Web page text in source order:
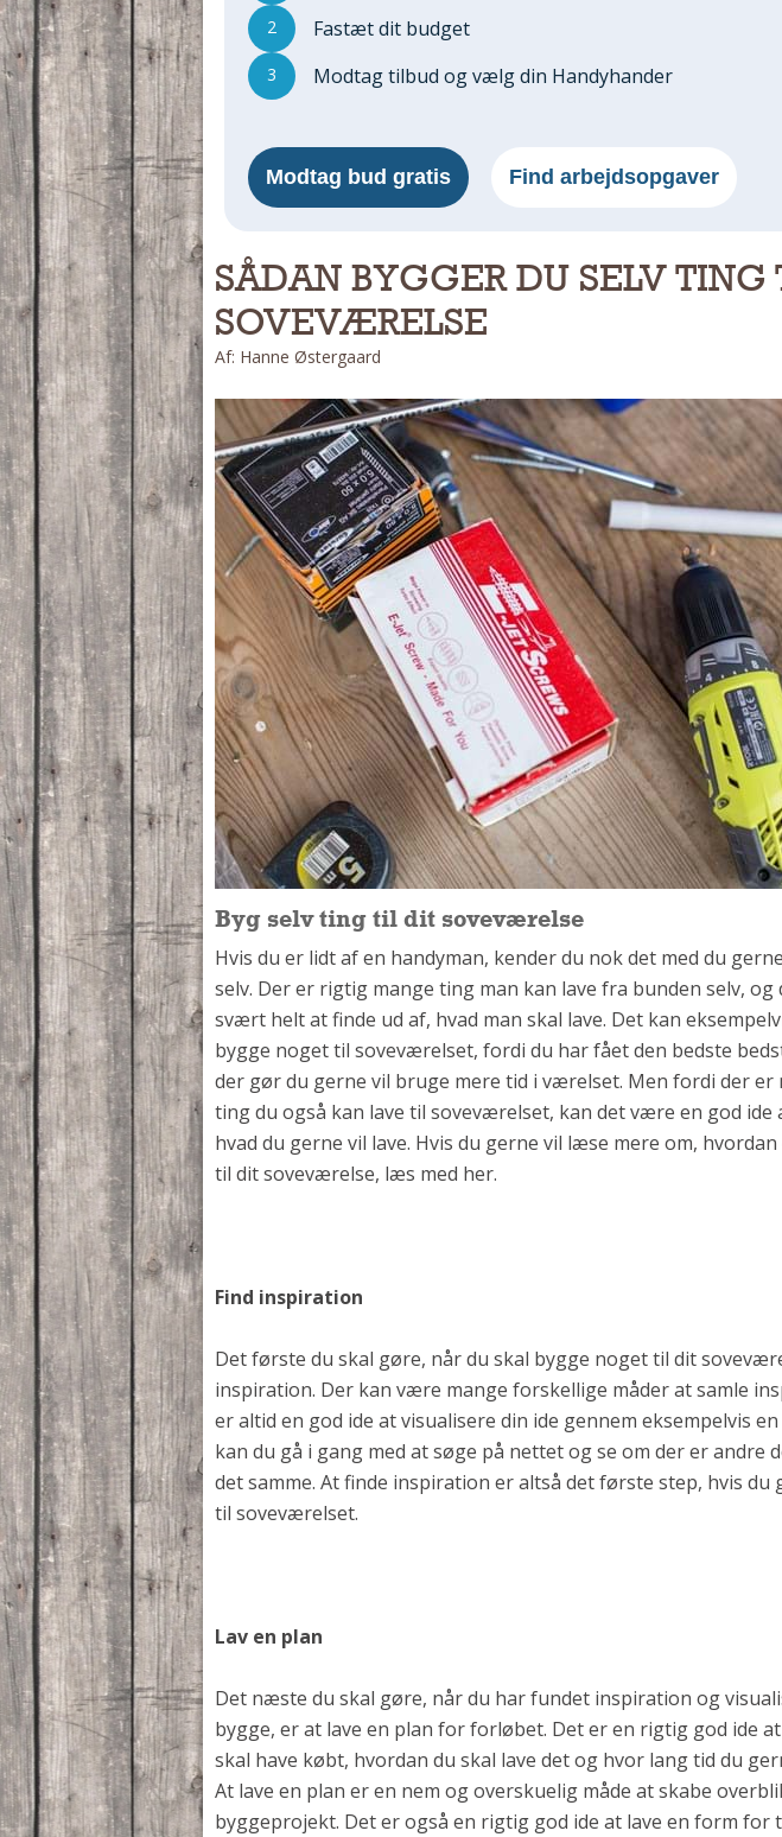
2 Fastæt dit budget
3 Modtag tilbud og vælg din Handyhander
Modtag bud gratis Find arbejdsopgaver
SÅDAN BYGGER DU SELV TING
SOVEVÆRELSE
Af: Hanne Østergaard
Byg selv ting til dit soveværelse
Hvis du er lidt af en handyman, kender du nok det med du
selv. Der er rigtig mange ting man kan lave fra bunden selv,
svært helt at finde ud af, hvad man skal lave. Det kan
bygge noget til soveværelset, fordi du har fået den bedste
der gør du gerne vil bruge mere tid i værelset. Men fordi der er
ting du også kan lave til soveværelset, kan det være en god ide
hvad du gerne vil lave. Hvis du gerne vil læse mere om,
til dit soveværelse, læs med her.
Find inspiration
Det første du skal gøre, når du skal bygge noget til dit
inspiration. Der kan være mange forskellige måder at samle
er altid en god ide at visualisere din ide gennem eksempelvis
kan du gå i gang med at søge på nettet og se om der er andre
det samme. At finde inspiration er altså det første step, hvis du
til soveværelset.
Lav en plan
Det næste du skal gøre, når du har fundet inspiration og
bygge, er at lave en plan for forløbet. Det er en rigtig god ide
skal have købt, hvordan du skal lave det og hvor lang tid du
At lave en plan er en nem og overskuelig måde at skabe
byggeprojekt. Det er også en rigtig god ide at lave en form for